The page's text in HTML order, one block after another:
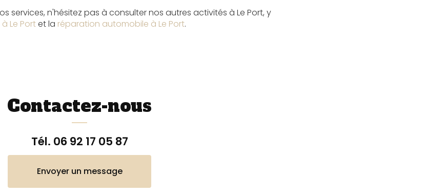
services, n'hésitez pas à consulter nos autres activités à Le Port, y
Le Portet la réparation automobile à Le Port.
Contactez-nous
Tél. 06 92 17 05 87
Envoyer un message